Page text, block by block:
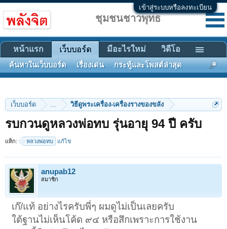
เข้าสู่ระบบหรือลงทะเบียน
เว็บบอร์ด ... วิธีดูพระเครื่อง-เครื่องรางของขลัง
รบกวนดูหลวงพ่อทบ รุ่นอายุ 94 ปี ครับ
แท็ก: หลวงพ่อทบ แก้ไข
anupab12
สมาชิก
เก๊/แท้ อย่างไรครับพี่ๆ ผมดูไม่เป็นเลยครับ
ใต้ฐานไม่เห็นโค้ด ๙๔ หรือสึกเพราะการใช้งาน
ชุมชนชาวพุทธ
หน้าแรก เว็บบอร์ด
ค้นหาในเว็บบอร์ด เรื่องเด่น กระทู้และโพสต์ล่าสุด
มีอะไรใหม่ วิดีโอ